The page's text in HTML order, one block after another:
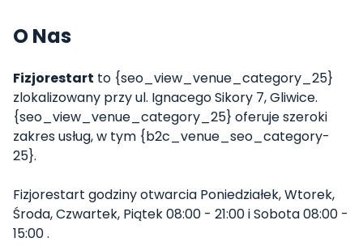
O Nas
Fizjorestart to {seo_view_venue_category_25}
zlokalizowany przy ul. Ignacego Sikory 7, Gliwice.
{seo_view_venue_category_25} oferuje szeroki
zakres usług, w tym {b2c_venue_seo_category-
25}.
Fizjorestart godziny otwarcia Poniedziałek, Wtorek,
Środa, Czwartek, Piątek 08:00 - 21:00 i Sobota 08:00 -
15:00 .